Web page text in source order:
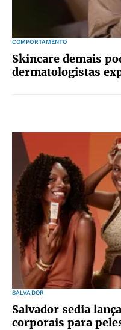
COMPORTAMENTO
Skincare demais
dermatologistas
SALVADOR
Salvador sedia
corporais para